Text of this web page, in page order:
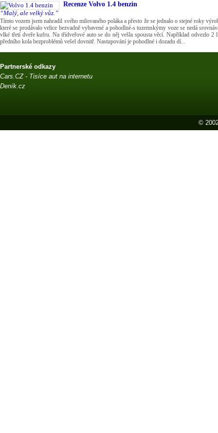
Recenze Volvo 1.4 benzin
“Malý, ale velký vůz.”
Tímto vozem jsem nahradil svého milovaného poláka a přesto že se jednalo o stejné roky
které se prodávalo velice bezvadně vybavené a pohodlné-s tuzemskýmy voze se nedá
vlké třetí dveře kufru. Na třídveřové auto se do něj vešla spousta věcí. Například odvezlo 2
předního kola bezproblémů vešel dovnitř. Nastupování je pohodlné i dozadu dí...
Partnerské odkazy
Cars.CZ - Tisíce aut na internetu
Deník.cz
©